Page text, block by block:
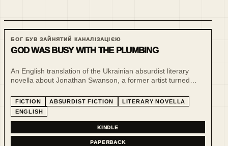
БОГ БУВ ЗАЙНЯТИЙ КАНАЛІЗАЦІЄЮ
GOD WAS BUSY WITH THE PLUMBING
An English translation of the Ukrainian absurdist literary
novella about Jonathan Swanson, a former artist turned
strange hospital night of plumbing, doctors, prophets,
Brahms, and possible secret space programs. A darkly
funny story about loneliness, faith, work, the body, snow,
and the small mercies that remain when the world cannot
be fully repaired.
FICTION ABSURDIST FICTION
LITERARY NOVELLA
ENGLISH
KINDLE
PAPERBACK